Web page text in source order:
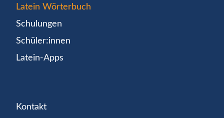
Latein Wörterbuch
Schulungen
Schüler:innen
Latein-Apps
Kontakt